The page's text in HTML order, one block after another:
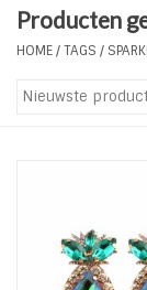
Plus Size
Enkelbandjes
Zonnebrillen
Producten
HOME/TAGS /